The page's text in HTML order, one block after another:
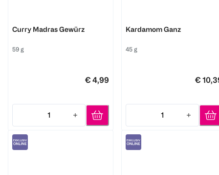
Curry Madras Gewürz
59 g
€ 4,99
1
Quantity: 1
Kardamom Ganz
45 g
€
1
Quantity: 1